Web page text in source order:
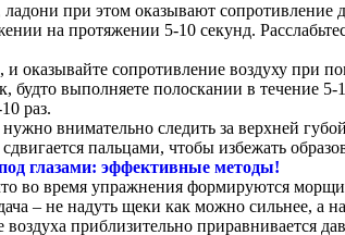
при этом оказывают сопротивление
на протяжении 5-10 секунд.
оказывайте сопротивление воздуху при
будто выполняете полоскании в течение
раз.
внимательно следить за верхней
пальцами, чтобы избежать
глазами: эффективные методы!
во время упражнения формируются
– не надуть щеки как можно сильнее, а
воздуха приблизительно приравнивается